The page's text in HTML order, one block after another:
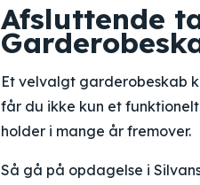
Afsluttende
Et velvalgt garderobeskab
får du ikke kun et
holder i mange år fremover.
Så gå på opdagelse i